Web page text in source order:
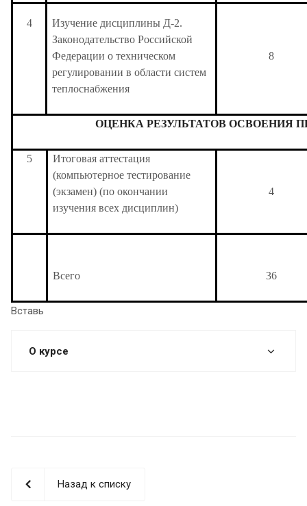
4
Изучение дисциплины Д-2.
Законодательство Российской
Федерации о техническом
регулировании в области систем
теплоснабжения
8
ОЦЕНКА РЕЗУЛЬТАТОВ ОСВОЕНИЯ
5
Итоговая аттестация
(компьютерное тестирование
(экзамен) (по окончании
изучения всех дисциплин)
4
Всего 36
Вставь
О курсе
Назад к списку